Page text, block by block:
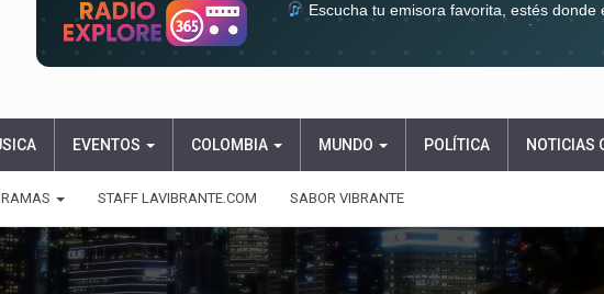
Escucha tu emisora favorita, estés donde
EVENTOS COLOMBIA MUNDO POLÍTICA NOTICIAS
STAFF LAVIBRANTE.COM SABOR VIBRANTE